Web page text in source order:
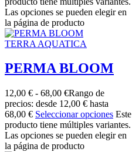
Las opciones se pueden elegir en
la página de producto
TERRA AQUATICA
PERMA BLOOM
12,00 € - 68,00 €Rango de
precios: desde 12,00 € hasta
68,00 € Seleccionar opciones Este
producto tiene múltiples variantes.
Las opciones se pueden elegir en
la página de producto